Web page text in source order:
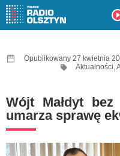
Opublikowany 27 kwietnia
Aktualności,
Wójt Małdyt
umarza sprawę